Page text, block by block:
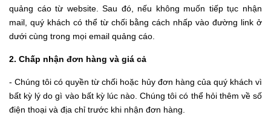
quảng cáo từ website. Sau đó, nếu không muốn tiếp tục nhận
mail, quý khách có thể từ chối bằng cách nhấp vào đường link ở
dưới cùng trong mọi email quảng cáo.
2. Chấp nhận đơn hàng và giá cả
- Chúng tôi có quyền từ chối hoặc hủy đơn hàng của quý khách vì
bất kỳ lý do gì vào bất kỳ lúc nào. Chúng tôi có thể hỏi thêm về số
điện thoại và địa chỉ trước khi nhận đơn hàng.